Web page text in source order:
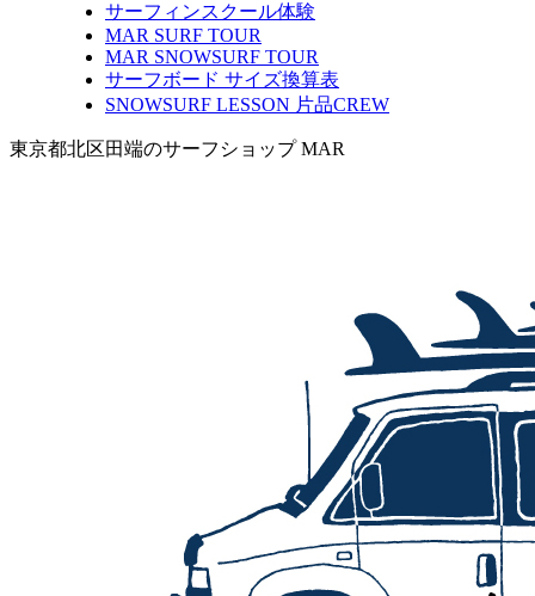
サーフィンスクール体験
MAR SURF TOUR
MAR SNOWSURF TOUR
サーフボード サイズ換算表
SNOWSURF LESSON 片品CREW
東京都北区田端のサーフショップ MAR